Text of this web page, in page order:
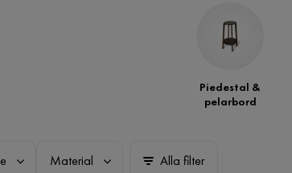
Piedestal &
pelarbord
Material Alla filter